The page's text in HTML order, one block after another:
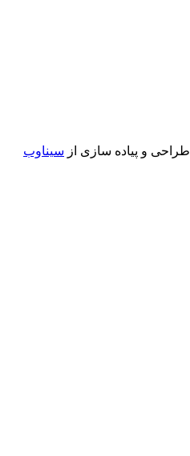
طراحی و پیاده سازی از سیناوب